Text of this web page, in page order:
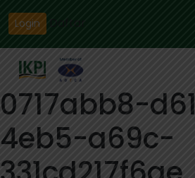
Login
0717abb8-
4eb5-a69c-